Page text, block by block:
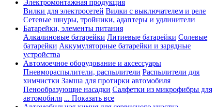
Электромонтажная продукция
Вилки для электросетей Вилки с выключателем и реле
Сетевые шнуры, тройники, адаптеры и удлинители
Батарейки, элементы питания
Алкалиновые батарейки Литиевые батарейки Солевые
батарейки Аккумуляторные батарейки и зарядные
устройства
Автомоечное оборудование и аксессуары
Пневмораспылители, распылители Распылители для
химчистки Замша для протирки автомобиля
Пенообразующие насадки Салфетки из микрофибры для
автомобиля ... Показать все